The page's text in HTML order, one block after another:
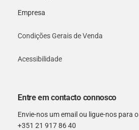
Empresa
Condições Gerais de Venda
Acessibilidade
Entre em contacto connosco
Envie-nos um email ou ligue-nos para o
+351 21 917 86 40